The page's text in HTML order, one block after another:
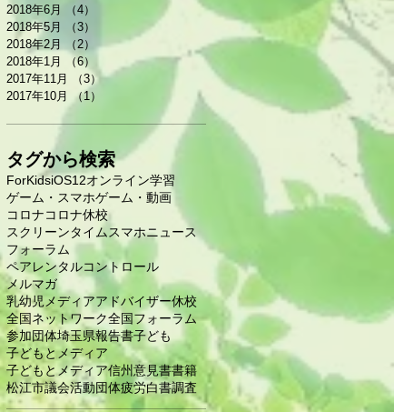
2018年6月
（4）
2018年5月
（3）
3件の記事
2018年2月
（2）
2件の記事
2018年1月
（6）
6件の記事
2017年11月
（3） 3件の記事
2017年10月
（1）
タグから検索
ForKidsiOS12オンライン学習
ゲーム・スマホゲーム・動画
コロナコロナ休校
スクリーンタイムスマホニュース
フォーラム
ペアレンタルコントロール
メルマガ
乳幼児メディアアドバイザー休校
全国ネットワーク全国フォーラム
参加団体埼玉県報告書子ども
子どもとメディア
子どもとメディア信州意見書書籍
松江市議会活動団体疲労白書調査